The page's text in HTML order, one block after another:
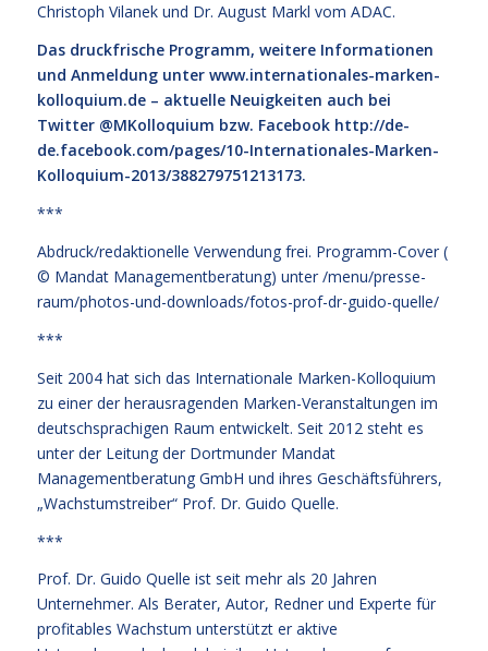
Christoph Vilanek und Dr. August Markl vom ADAC.
Das druckfrische Programm, weitere Informationen
und Anmeldung unter www.internationales-marken-
kolloquium.de– aktuelle Neuigkeiten auch bei
Twitter @MKolloquium bzw. Facebook http://de-
de.facebook.com/pages/10-Internationales-Marken-
Kolloquium-2013/388279751213173.
***
Abdruck/redaktionelle Verwendung frei. Programm-Cover (
© Mandat Managementberatung) unter /menu/presse-
raum/photos-und-downloads/fotos-prof-dr-guido-quelle/
***
Seit 2004 hat sich das Internationale Marken-Kolloquium
zu einer der herausragenden Marken-Veranstaltungen im
deutschsprachigen Raum entwickelt. Seit 2012 steht es
unter der Leitung der Dortmunder Mandat
Managementberatung GmbH und ihres Geschäftsführers,
„Wachstumstreiber“ Prof. Dr. Guido Quelle.
***
Prof. Dr. Guido Quelle ist seit mehr als 20 Jahren
Unternehmer. Als Berater, Autor, Redner und Experte für
profitables Wachstum unterstützt er aktive